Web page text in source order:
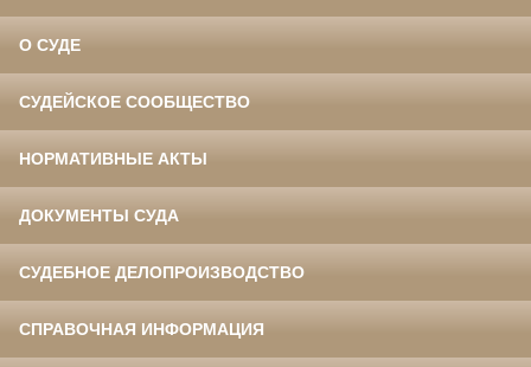
О СУДЕ
СУДЕЙСКОЕ СООБЩЕСТВО
НОРМАТИВНЫЕ АКТЫ
ДОКУМЕНТЫ СУДА
СУДЕБНОЕ ДЕЛОПРОИЗВОДСТВО
СПРАВОЧНАЯ ИНФОРМАЦИЯ